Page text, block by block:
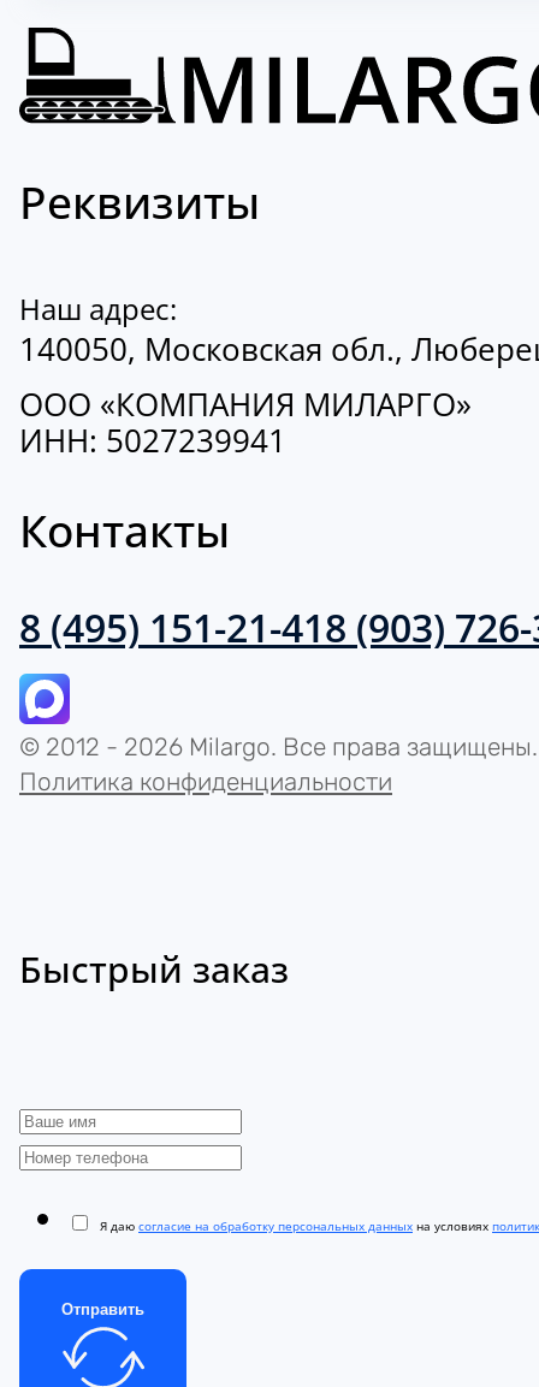
Реквизиты
Наш адрес:
140050, Московская обл.,
ООО «КОМПАНИЯ МИЛАРГО»
ИНН: 5027239941
Контакты
8 (495) 151-21-418 (903)
© 2012 - 2026 Milargo. Все права защищены.
Политика конфиденциальности
Быстрый заказ
Я даю согласие на обработку персональных данных на условиях
Отправить